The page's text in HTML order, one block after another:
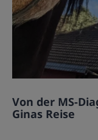
Von der MS-
Ginas Reise